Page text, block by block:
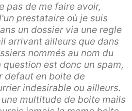
pas de me faire avoir,
prestataire où je suis
un dossier via une regle
arrivant ailleurs que dans
nommés au nom du
est donc un spam,
defaut en boite de
indesirable ou ailleurs.
multitude de boite mails